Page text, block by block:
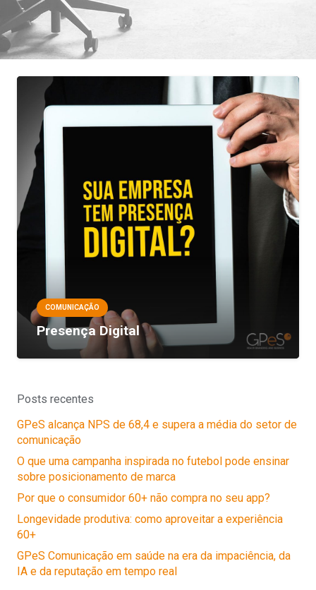
COMUNICAÇÃO
Presença Digital
Posts recentes
GPeS alcança NPS de 68,4 e supera a média do setor de
comunicação
O que uma campanha inspirada no futebol pode ensinar
sobre posicionamento de marca
Por que o consumidor 60+ não compra no seu app?
Longevidade produtiva: como aproveitar a experiência
60+
GPeS Comunicação em saúde na era da impaciência, da
IA e da reputação em tempo real